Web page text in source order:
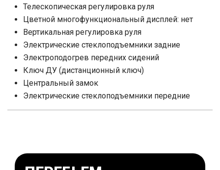
Телескопическая регулировка руля
Цветной многофункциональный дисплей: нет
Вертикальная регулировка руля
Электрические стеклоподъемники задние
Электроподогрев передних сидений
Ключ ДУ (дистанционный ключ)
Центральный замок
Электрические стеклоподъемники передние